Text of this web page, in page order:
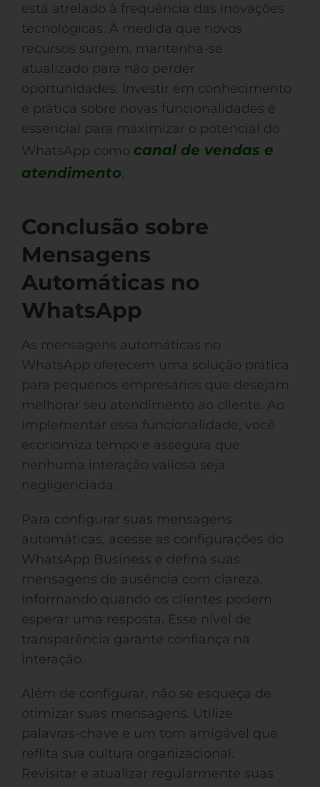
está atrelado à frequência das inovações
tecnológicas. À medida que novos
recursos surgem, mantenha-se
atualizado para não perder
oportunidades. Investir em conhecimento
e prática sobre novas funcionalidades é
essencial para maximizar o potencial do
WhatsApp como canal de vendas e
atendimento.
Conclusão sobre
Mensagens
Automáticas no
WhatsApp
As mensagens automáticas no
WhatsApp oferecem uma solução prática
para pequenos empresários que desejam
melhorar seu atendimento ao cliente. Ao
implementar essa funcionalidade, você
economiza tempo e assegura que
nenhuma interação valiosa seja
negligenciada.
Para configurar suas mensagens
automáticas, acesse as configurações do
WhatsApp Business e defina suas
mensagens de ausência com clareza,
informando quando os clientes podem
esperar uma resposta. Esse nível de
transparência garante confiança na
interação.
Além de configurar, não se esqueça de
otimizar suas mensagens. Utilize
palavras-chave e um tom amigável que
reflita sua cultura organizacional.
Revisitar e atualizar regularmente suas